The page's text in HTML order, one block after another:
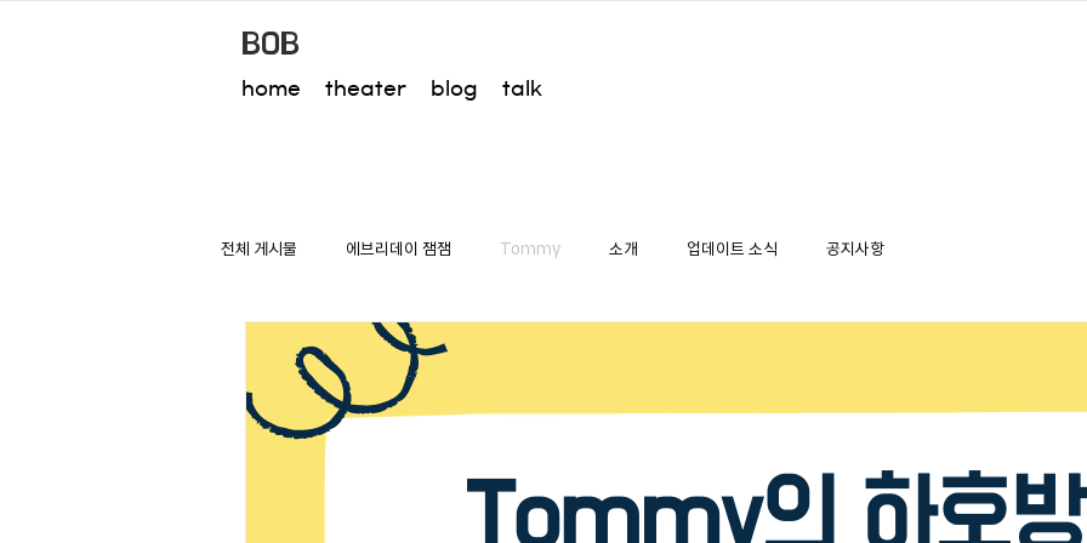
BOB
home theater blog talk
전체 게시물 에브리데이 잼잼 Tommy 소개 업데이트 소식 공지사항